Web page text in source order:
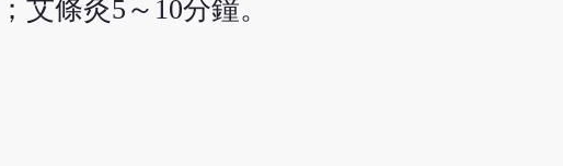
艾條灸5～10分鐘。